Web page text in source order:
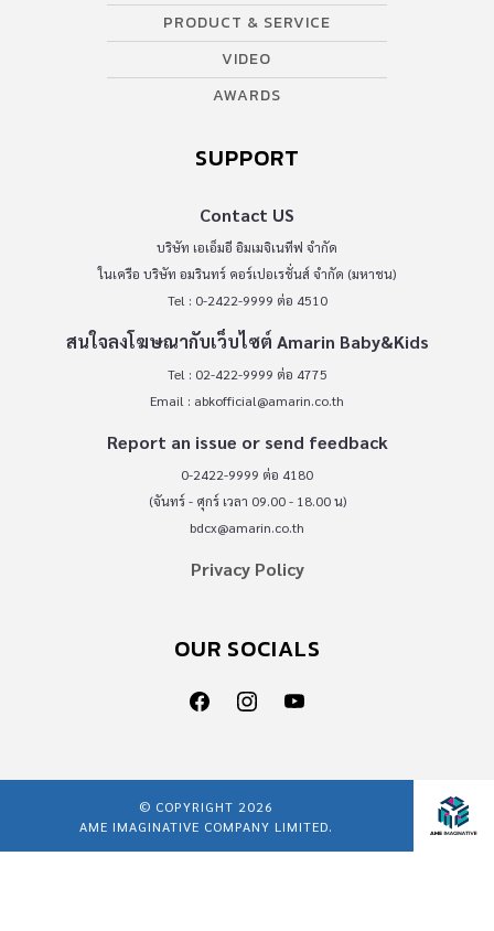
PRODUCT & SERVICE
VIDEO
AWARDS
SUPPORT
Contact US
บริษัท เอเอ็มอี อิมเมจิเนทีฟ จำกัด
ในเครือ บริษัท อมรินทร์ คอร์เปอเรชั่นส์ จำกัด (มหาชน)
Tel : 0-2422-9999 ต่อ 4510
สนใจลงโฆษณากับเว็บไซต์ Amarin Baby&Kids
Tel : 02-422-9999 ต่อ 4775
Email : abkofficial@amarin.co.th
Report an issue or send feedback
0-2422-9999 ต่อ 4180
(จันทร์ - ศุกร์ เวลา 09.00 - 18.00 น)
bdcx@amarin.co.th
Privacy Policy
OUR SOCIALS
© COPYRIGHT 2026
AME IMAGINATIVE COMPANY LIMITED.